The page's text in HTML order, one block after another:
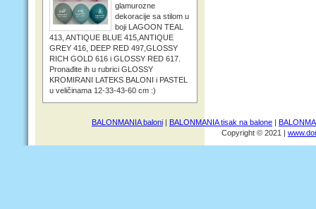
glamurozne
dekoracije sa stilom u
boji LAGOON TEAL
413, ANTIQUE BLUE 415,ANTIQUE
GREY 416, DEEP RED 497,GLOSSY
RICH GOLD 616 i GLOSSY RED 617.
Pronađite ih u rubrici GLOSSY
KROMIRANI LATEKS BALONI i PASTEL
u veličinama 12-33-43-60 cm :)
BALONMANIA baloni | BALONMANIA tisak na balone |
Copyright © 2021 |